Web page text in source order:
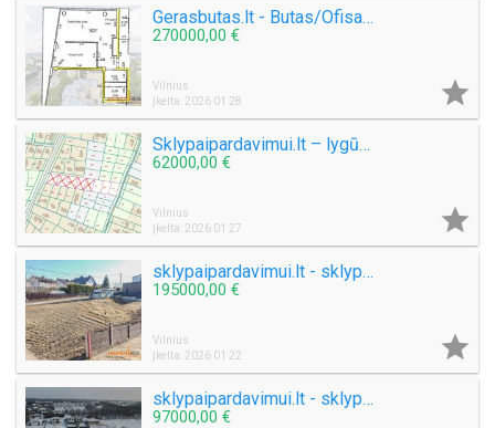
Gerasbutas.lt - Butas/Ofisas Europos dangoraižyje, 14 aukštas
270000,00 €
Vilnius
Įkelta: 2026 01 28

Sklypaipardavimui.lt – lygūs sklypai arti miesto, asfaltuotas privažiavimas
62000,00 €
Vilnius
Įkelta: 2026 01 27

sklypaipardavimui.lt - sklypas Visoriuose
195000,00 €
Vilnius
Įkelta: 2026 01 22

sklypaipardavimui.lt - sklypas su statybos leidimu
97000,00 €